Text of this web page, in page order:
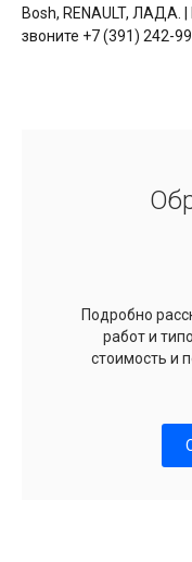
Bosh, RENAULT,
звоните +7 (391) 242-
Подробно
работ и
стоимость и